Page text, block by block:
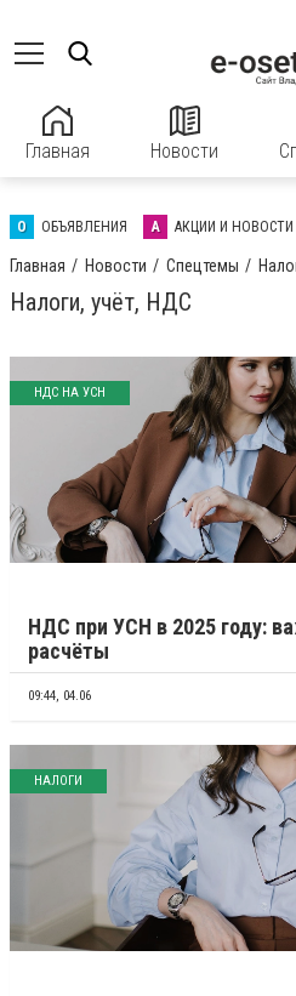
Главная Новости
О ОБЪЯВЛЕНИЯ А АКЦИИ И
Главная Новости Спецтемы
Налоги, учёт, НДС
НДС НА УСН
НДС при УСН в 2025 году:
расчёты
09:44, 04.06
НАЛОГИ